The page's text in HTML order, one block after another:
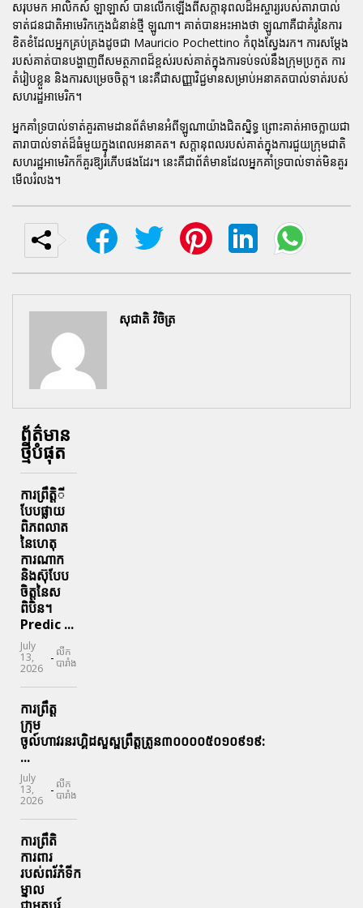
សរុបមក អាលិកស៍ ឡាឡាស៍ បានលើកឡើងពីសក្តានុពលដ៏អស្ចារ្យរបស់តារាបាល់
ទាត់ជនជាតិអាមេរិកក្មេងជំនាន់ថ្មី ឡូណា។ គាត់បានអះអាងថា ឡូណាគឺជាគំរូនៃការ
ខិតខំដែលអ្នកគ្រប់គ្រងដូចជា Mauricio Pochettino កំពុងស្វែងរក។ ការសម្តែង
របស់គាត់បានបង្ហាញពីសមត្ថភាពដ៏ខ្ពស់របស់គាត់ក្នុងការទប់ទល់នឹងក្រុមប្រកួត ការ
តំរៀបខ្លួន និងការសម្រេចចិត្ត។ នេះគឺជាសញ្ញាវិជ្ជមានសម្រាប់អនាគតបាល់ទាត់របស់
សហរដ្ឋអាមេរិក។
អ្នកគាំទ្របាល់ទាត់គួរតាមដានព័ត៌មានអំពីឡូណាយ៉ាងជិតស្និទ្ធ ព្រោះគាត់អាចក្លាយជា
តារាបាល់ទាត់ដ៏ធំមួយក្នុងពេលអនាគត។ សក្តានុពលរបស់គាត់ក្នុងការជួយក្រុមជាតិ
សហរដ្ឋអាមេរិកក៏គួរឱ្យរំភើបផងដែរ។ នេះគឺជាព័ត៌មានដែលអ្នកគាំទ្របាល់ទាត់មិនគួរ
មើលរំលង។
សុជាតិ វិចិត្រ
ព័ត៌មាន
ថ្មីបំផុត
ការព្រឹតិ្តី
បែបផ្លាយ
ពិភពលាត
នៃហេតុ
ការណាក
និងស៊ុបែប
ចិត្តនៃស
ពិបិន។
Predic ...
July
13,
2026
- លីក
បារាំង
ការព្រឹត្ត
ក្រុម
ចូល៍ហាវរនរហ្គិដសួស្ផព្រឹត្តត្រូន៣០០០០៥០១០៩១៩:
...
July
13,
2026
- លីក
បារាំង
ការព្រឹតិ
ការពារ
របស់ពរ័ភ៎ទីក
ម្នាល